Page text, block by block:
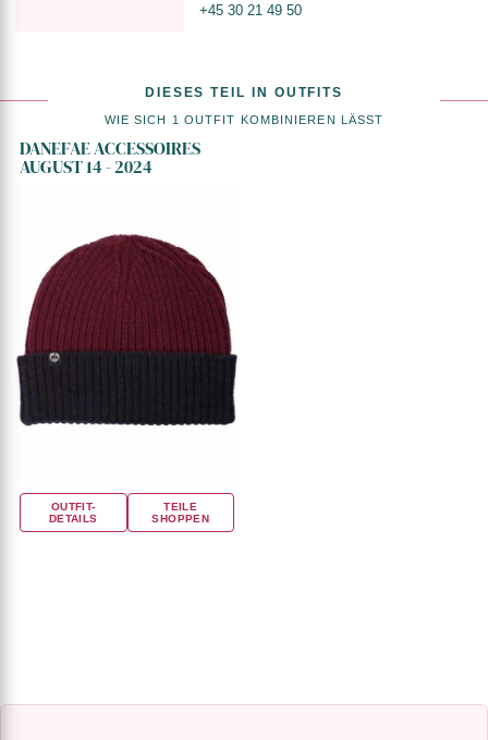
+45 30 21 49 50
DIESES TEIL IN OUTFITS
WIE SICH 1 OUTFIT KOMBINIEREN LÄSST
DANEFAE ACCESSOIRES
AUGUST 14 - 2024
OUTFIT-
DETAILS
TEILE
SHOPPEN